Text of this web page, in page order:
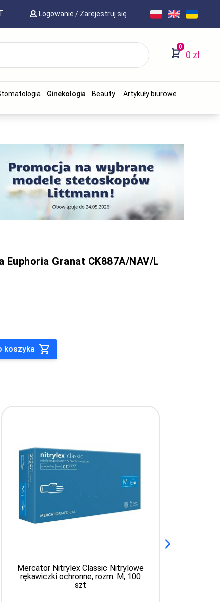
Logowanie / Zarejestruj się
0
0 zł
Ginekologia Beauty
Artykuły biurowe
Euphoria Granat CK887A/NAV/L
koszyka
Mercator Nitrylex Classic Nitrylowe
rękawiczki ochronne, rozm. M, 100
szt